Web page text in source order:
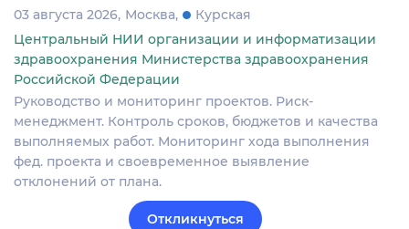
03 августа 2026 Москва
Курская
Центральный НИИ организации и информатизации
здравоохранения Министерства здравоохранения
Российской Федерации
Руководство и мониторинг проектов. Риск-
менеджмент. Контроль сроков, бюджетов и качества
выполняемых работ. Мониторинг хода выполнения
фед. проекта и своевременное выявление
отклонений от плана.
Откликнуться